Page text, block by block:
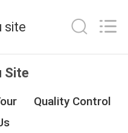
site
Site
Quality Control